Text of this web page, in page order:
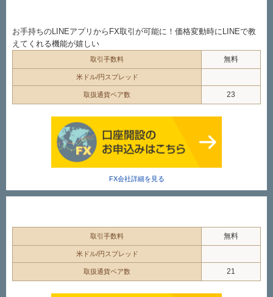
お手持ちのLINEアプリからFX取引が可能に！価格変動時にLINEで教
えてくれる機能が嬉しい
取引手数料 無料
米ドル/円スプレッド
取扱通貨ペア数 23
FX会社詳細を見る
取引手数料 無料
米ドル/円スプレッド
取扱通貨ペア数 21